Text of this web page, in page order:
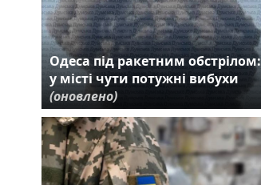
Одеса під ракетним обстрілом:
у місті чути потужні вибухи
(оновлено)